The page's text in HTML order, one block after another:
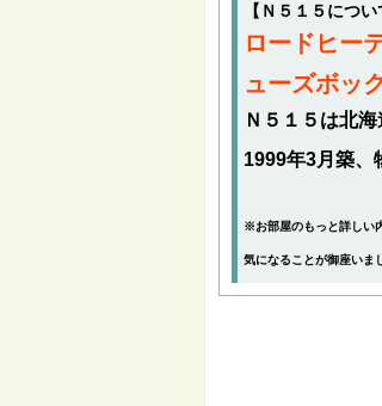
【Ｎ５１５につ
ロードヒー
ューズボッ
Ｎ５１５は北
1999年3月築、
※お部屋のもっと詳しい
気になることが御座いま